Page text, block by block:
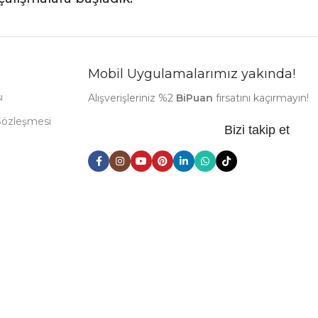
Mobil Uygulamalarımız yakında!
Alışverişleriniz %2 BiPuan fırsatını kaçırmayın!
Bizi takip et